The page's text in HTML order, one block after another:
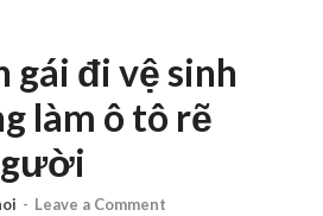
gái đi vệ sinh
làm ô tô rẽ
- Leave a Comment